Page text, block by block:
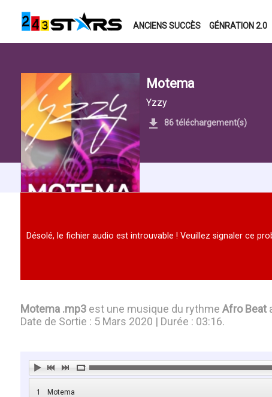
ANCIENS SUCCÈS GÉNRATION 2.0
Motema
Yzzy
86 téléchargement(s)
Désolé, le fichier audio est introuvable ! Veuillez signaler ce
Motema .mp3est une musique du rythme Afro Beat
Date de Sortie : 5 Mars 2020 | Durée : 03:16.
1 Motema